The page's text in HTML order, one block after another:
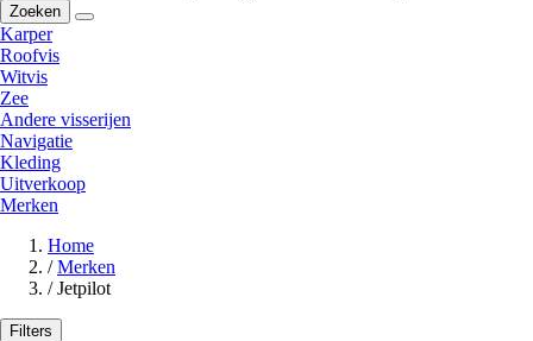
Zoeken
Karper
Roofvis
Witvis
Zee
Andere visserijen
Navigatie
Kleding
Uitverkoop
Merken
Home
/ Merken
/ Jetpilot
Filters